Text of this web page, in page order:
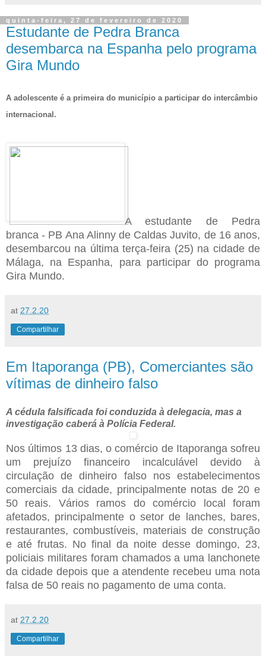
quinta-feira, 27 de fevereiro de 2020
Estudante de Pedra Branca
desembarca na Espanha pelo programa
Gira Mundo
A adolescente é a primeira do município a participar do intercâmbio
internacional.
A estudante de Pedra
branca - PB Ana Alinny de Caldas Juvito, de 16 anos,
desembarcou na última terça-feira (25) na cidade de
Málaga, na Espanha, para participar do programa
Gira Mundo.
at 27.2.20
Compartilhar
Em Itaporanga (PB), Comerciantes são
vítimas de dinheiro falso
A cédula falsificada foi conduzida à delegacia, mas a
investigação caberá à Polícia Federal.
Nos últimos 13 dias, o comércio de Itaporanga sofreu
um prejuízo financeiro incalculável devido à
circulação de dinheiro falso nos estabelecimentos
comerciais da cidade, principalmente notas de 20 e
50 reais. Vários ramos do comércio local foram
afetados, principalmente o setor de lanches, bares,
restaurantes, combustíveis, materiais de construção
e até frutas. No final da noite desse domingo, 23,
policiais militares foram chamados a uma lanchonete
da cidade depois que a atendente recebeu uma nota
falsa de 50 reais no pagamento de uma conta.
at 27.2.20
Compartilhar